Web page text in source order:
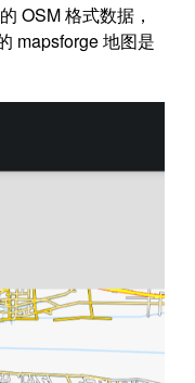
OSM 格式数据，
mapsforge 地图是